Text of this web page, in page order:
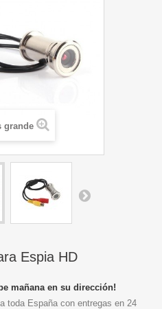
grande
Espia HD
mañana en su dirección!
toda España con entregas en 24